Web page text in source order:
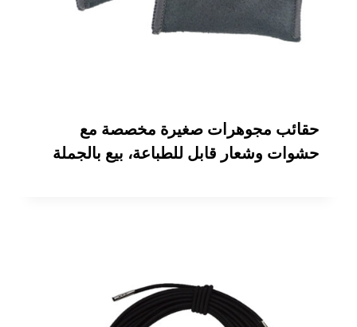
حقائب مجوهرات صغيرة مخصصة مع
حشوات وشعار قابل للطباعة، بيع بالجملة